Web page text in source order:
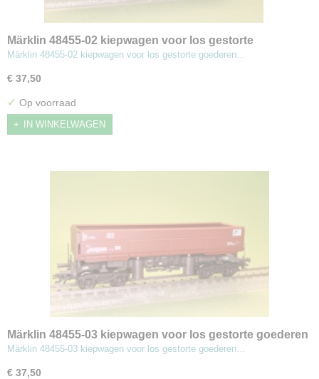
Märklin 48455-02 kiepwagen voor los gestorte
goederen
Märklin 48455-02 kiepwagen voor los gestorte goederen…
€ 37,50
✓ Op voorraad
IN WINKELWAGEN
Märklin 48455-03 kiepwagen voor los gestorte goederen
Märklin 48455-03 kiepwagen voor los gestorte goederen…
€ 37,50